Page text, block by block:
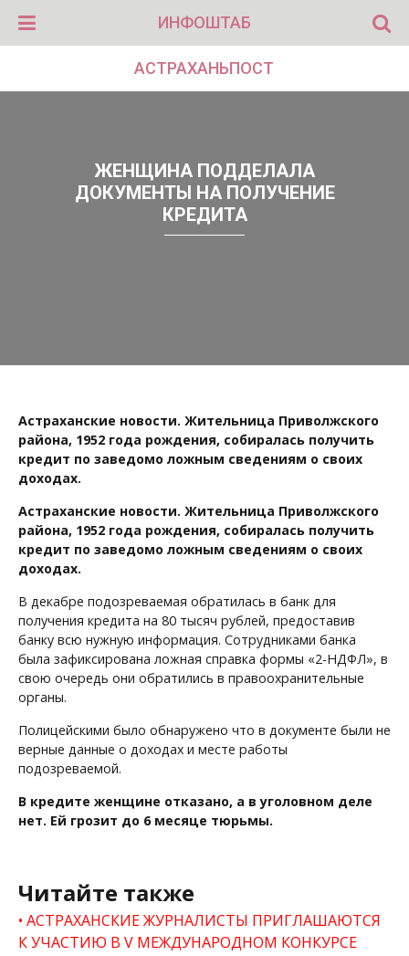
ИНФОШТАБ
АСТРАХАНЬПОСТ
ЖЕНЩИНА ПОДДЕЛАЛА
ДОКУМЕНТЫ НА ПОЛУЧЕНИЕ
КРЕДИТА
Астраханские новости. Жительница Приволжского
района, 1952 года рождения, собиралась получить
кредит по заведомо ложным сведениям о своих
доходах.
Астраханские новости. Жительница Приволжского
района, 1952 года рождения, собиралась получить
кредит по заведомо ложным сведениям о своих
доходах.
В декабре подозреваемая обратилась в банк для
получения кредита на 80 тысяч рублей, предоставив
банку всю нужную информация. Сотрудниками банка
была зафиксирована ложная справка формы «2-НДФЛ», в
свою очередь они обратились в правоохранительные
органы.
Полицейскими было обнаружено что в документе были не
верные данные о доходах и месте работы
подозреваемой.
В кредите женщине отказано, а в уголовном деле
нет. Ей грозит до 6 месяце тюрьмы.
Читайте также
АСТРАХАНСКИЕ ЖУРНАЛИСТЫ ПРИГЛАШАЮТСЯ
К УЧАСТИЮ В V МЕЖДУНАРОДНОМ КОНКУРСЕ